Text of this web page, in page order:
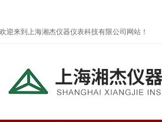
欢迎来到上海湘杰仪器仪表科技有限公司网站！